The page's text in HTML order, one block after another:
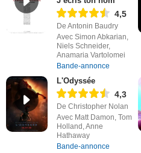
4,5
De Antonin Baudry
Avec Simon Abkarian,
Niels Schneider,
Anamaria Vartolomei
Bande-annonce
L'Odyssée
4,3
De Christopher Nolan
Avec Matt Damon, Tom
Holland, Anne
Hathaway
Bande-annonce